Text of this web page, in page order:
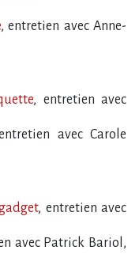
, entretien avec Anne-
, entretien avec
avec Carole
, entretien avec
avec Patrick Bariol,